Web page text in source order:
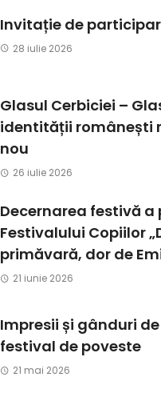
Invitație de
28 iulie 2026
Glasul Cerbiciei –
identității românești
nou
26 iulie 2026
Decernarea festivă a
Festivalului Copiilor
primăvară, dor de
21 iunie 2026
Impresii și gânduri
festival de poveste
21 mai 2026